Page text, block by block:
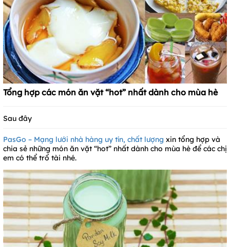
Tổng hợp các món ăn vặt “hot” nhất dành cho mùa hè
Sau đây
PasGo – Mạng lưới nhà hàng uy tín, chất lượng xin tổng hợp và
chia sẻ những món ăn vặt “hot” nhất dành cho mùa hè để các chị
em có thể trổ tài nhé.